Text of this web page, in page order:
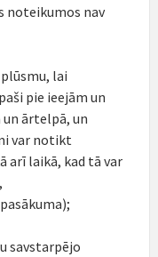
noteikumos nav
lai
pie ieejām un
ārtelpā, un
var notikt
arī laikā, kad tā var
savstarpējo